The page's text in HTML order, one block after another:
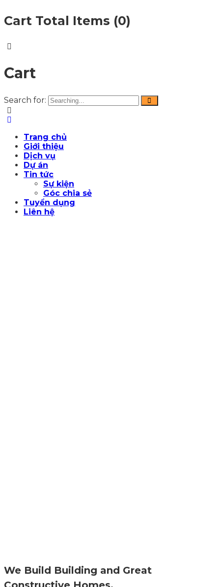
Cart Total Items (0)
Cart
Search for:
Trang chủ
Giới thiệu
Dịch vụ
Dự án
Tin tức
Sự kiện
Góc chia sẻ
Tuyển dụng
Liên hệ
We Build Building and Great